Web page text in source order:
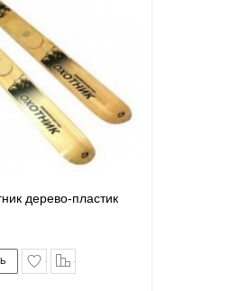
дерево-пластик
в закладки